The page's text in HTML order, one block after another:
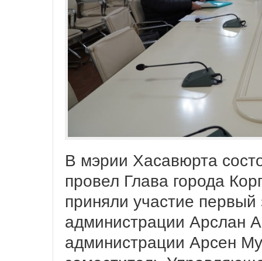
В мэрии Хасавюрта
провел Глава города
приняли участие первый
администрации Арслан
администрации Арсен